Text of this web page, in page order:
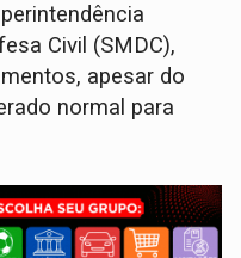
Civil (SMDC),
apesar do
normal para